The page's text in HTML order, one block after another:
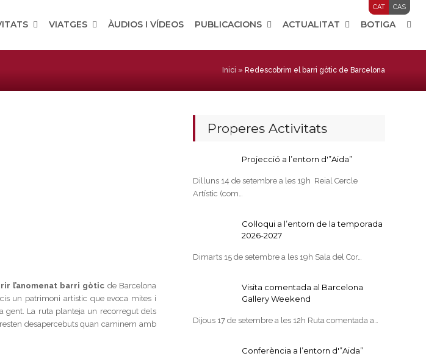
CAT CAS
VIATGES ÀUDIOS I VÍDEOS PUBLICACIONS ACTUALITAT BOTIGA
Inici » Redescobrim el barri gòtic de Barcelona
l’anomenat barri gòtic de Barcelona
un patrimoni artístic que evoca mites i
gent. La ruta planteja un recorregut dels
desapercebuts quan caminem amb
Properes Activitats
Projecció a l’entorn d'”Aida”
Dilluns 14 de setembre a les 19h Reial Cercle
Artístic (com…
Col·loqui a l’entorn de la temporada
2026-2027
Dimarts 15 de setembre a les 19h Sala del Cor…
Visita comentada al Barcelona
Gallery Weekend
Dijous 17 de setembre a les 12h Ruta comentada a…
Conferència a l’entorn d'”Aida”